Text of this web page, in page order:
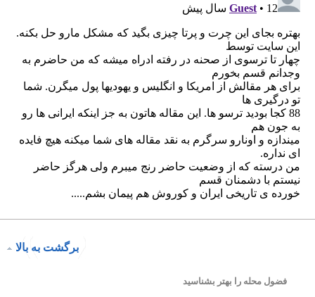
برگشت به بالا
فضول محله را بهتر بشناسید